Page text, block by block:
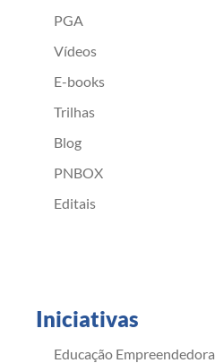
PGA
Vídeos
E-books
Trilhas
Blog
PNBOX
Editais
Iniciativas
Educação Empreendedora